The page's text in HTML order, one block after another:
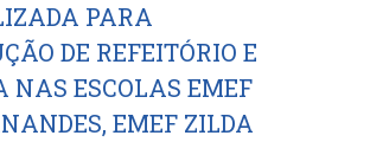
PARA
DE REFEITÓRIO E
NAS ESCOLAS EMEF
EMEF ZILDA